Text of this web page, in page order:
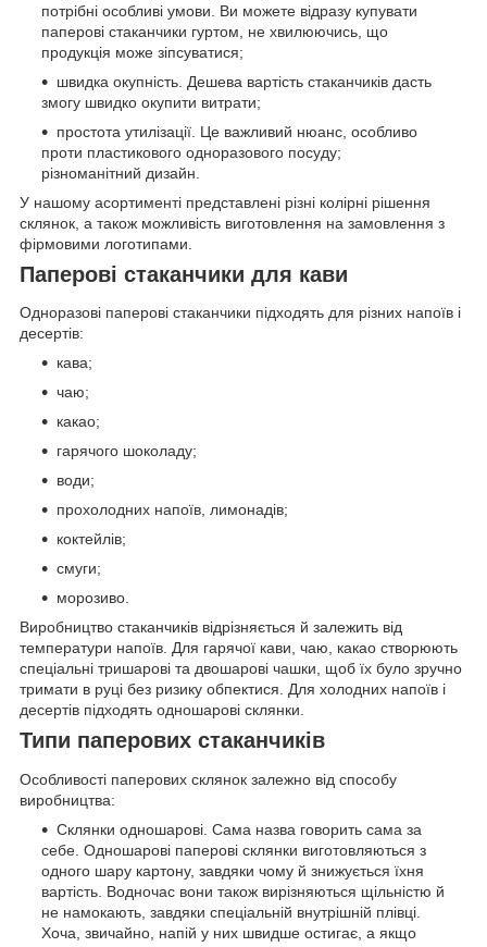
потрібні особливі умови. Ви можете відразу купувати
паперові стаканчики гуртом, не хвилюючись, що
продукція може зіпсуватися;
швидка окупність. Дешева вартість стаканчиків дасть
змогу швидко окупити витрати;
простота утилізації. Це важливий нюанс, особливо
проти пластикового одноразового посуду;
різноманітний дизайн.
У нашому асортименті представлені різні колірні рішення
склянок, а також можливість виготовлення на замовлення з
фірмовими логотипами.
Паперові стаканчики для кави
Одноразові паперові стаканчики підходять для різних напоїв і
десертів:
кава;
чаю;
какао;
гарячого шоколаду;
води;
прохолодних напоїв, лимонадів;
коктейлів;
смуги;
морозиво.
Виробництво стаканчиків відрізняється й залежить від
температури напоїв. Для гарячої кави, чаю, какао створюють
спеціальні тришарові та двошарові чашки, щоб їх було зручно
тримати в руці без ризику обпектися. Для холодних напоїв і
десертів підходять одношарові склянки.
Типи паперових стаканчиків
Особливості паперових склянок залежно від способу
виробництва:
Склянки одношарові. Сама назва говорить сама за
себе. Одношарові паперові склянки виготовляються з
одного шару картону, завдяки чому й знижується їхня
вартість. Водночас вони також вирізняються щільністю й
не намокають, завдяки спеціальній внутрішній плівці.
Хоча, звичайно, напій у них швидше остигає, а якщо